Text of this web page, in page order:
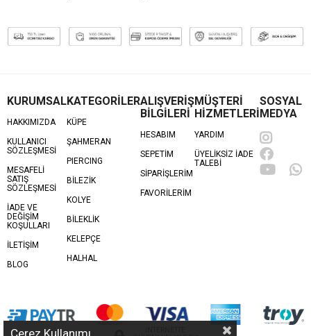
KURUMSAL
HAKKIMIZDA
KULLANICI
SÖZLEŞMESİ
MESAFELİ
SATIŞ
SÖZLEŞMESİ
İADE VE
DEĞİŞİM
KOŞULLARI
İLETİŞİM
BLOG
KATEGORİLER
KÜPE
ŞAHMERAN
PIERCING
BİLEZİK
KOLYE
BİLEKLİK
KELEPÇE
HALHAL
ALIŞVERİŞ
BİLGİLERİ
HESABIM
SEPETİM
SİPARİŞLERİM
FAVORİLERİM
MÜŞTERİ
HİZMETLERİ
YARDIM
ÜYELİKSİZ İADE
TALEBİ
SOSYAL
MEDYA
Çerez Kullanımı